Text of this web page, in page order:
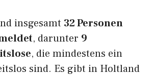
insgesamt 32 Personen
, darunter 9
, die mindestens ein
sind. Es gibt in Holtland